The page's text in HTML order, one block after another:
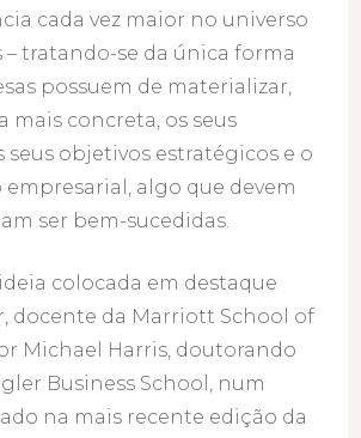
cada vez maior no universo
– tratando-se da única forma
possuem de materializar,
mais concreta, os seus
seus objetivos estratégicos e o
algo que devem
ser bem-sucedidas.
colocada em destaque
docente da Marriott School of
Michael Harris, doutorando
Business School, num
na mais recente edição da